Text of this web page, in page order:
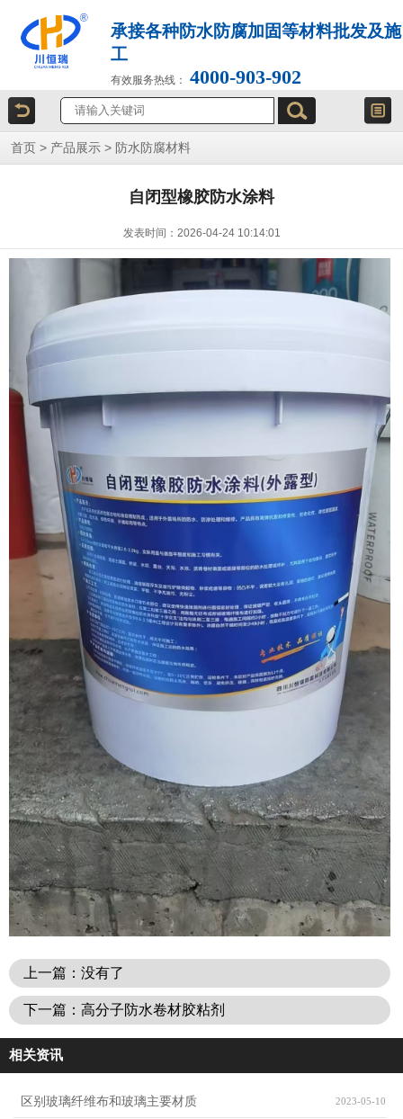
承接各种防水防腐加固等材料批发及施
工
有效服务热线： 4000-903-902
首页 > 产品展示 > 防水防腐材料
自闭型橡胶防水涂料
发表时间：2026-04-24 10:14:01
上一篇：没有了
下一篇：高分子防水卷材胶粘剂
相关资讯
2023-05-10
区别玻璃纤维布和玻璃主要材质